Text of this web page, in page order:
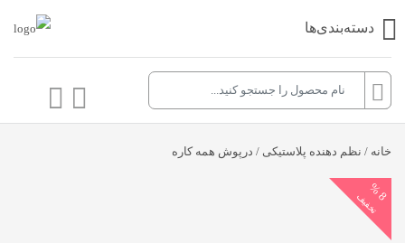
دسته‌بندی‌ها
خانه / نظم دهنده پلاستیکی / درپوش همه کاره
8
%تخفیف